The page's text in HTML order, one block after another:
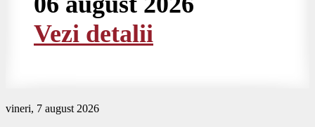
Vezi detalii
vineri, 7 august 2026